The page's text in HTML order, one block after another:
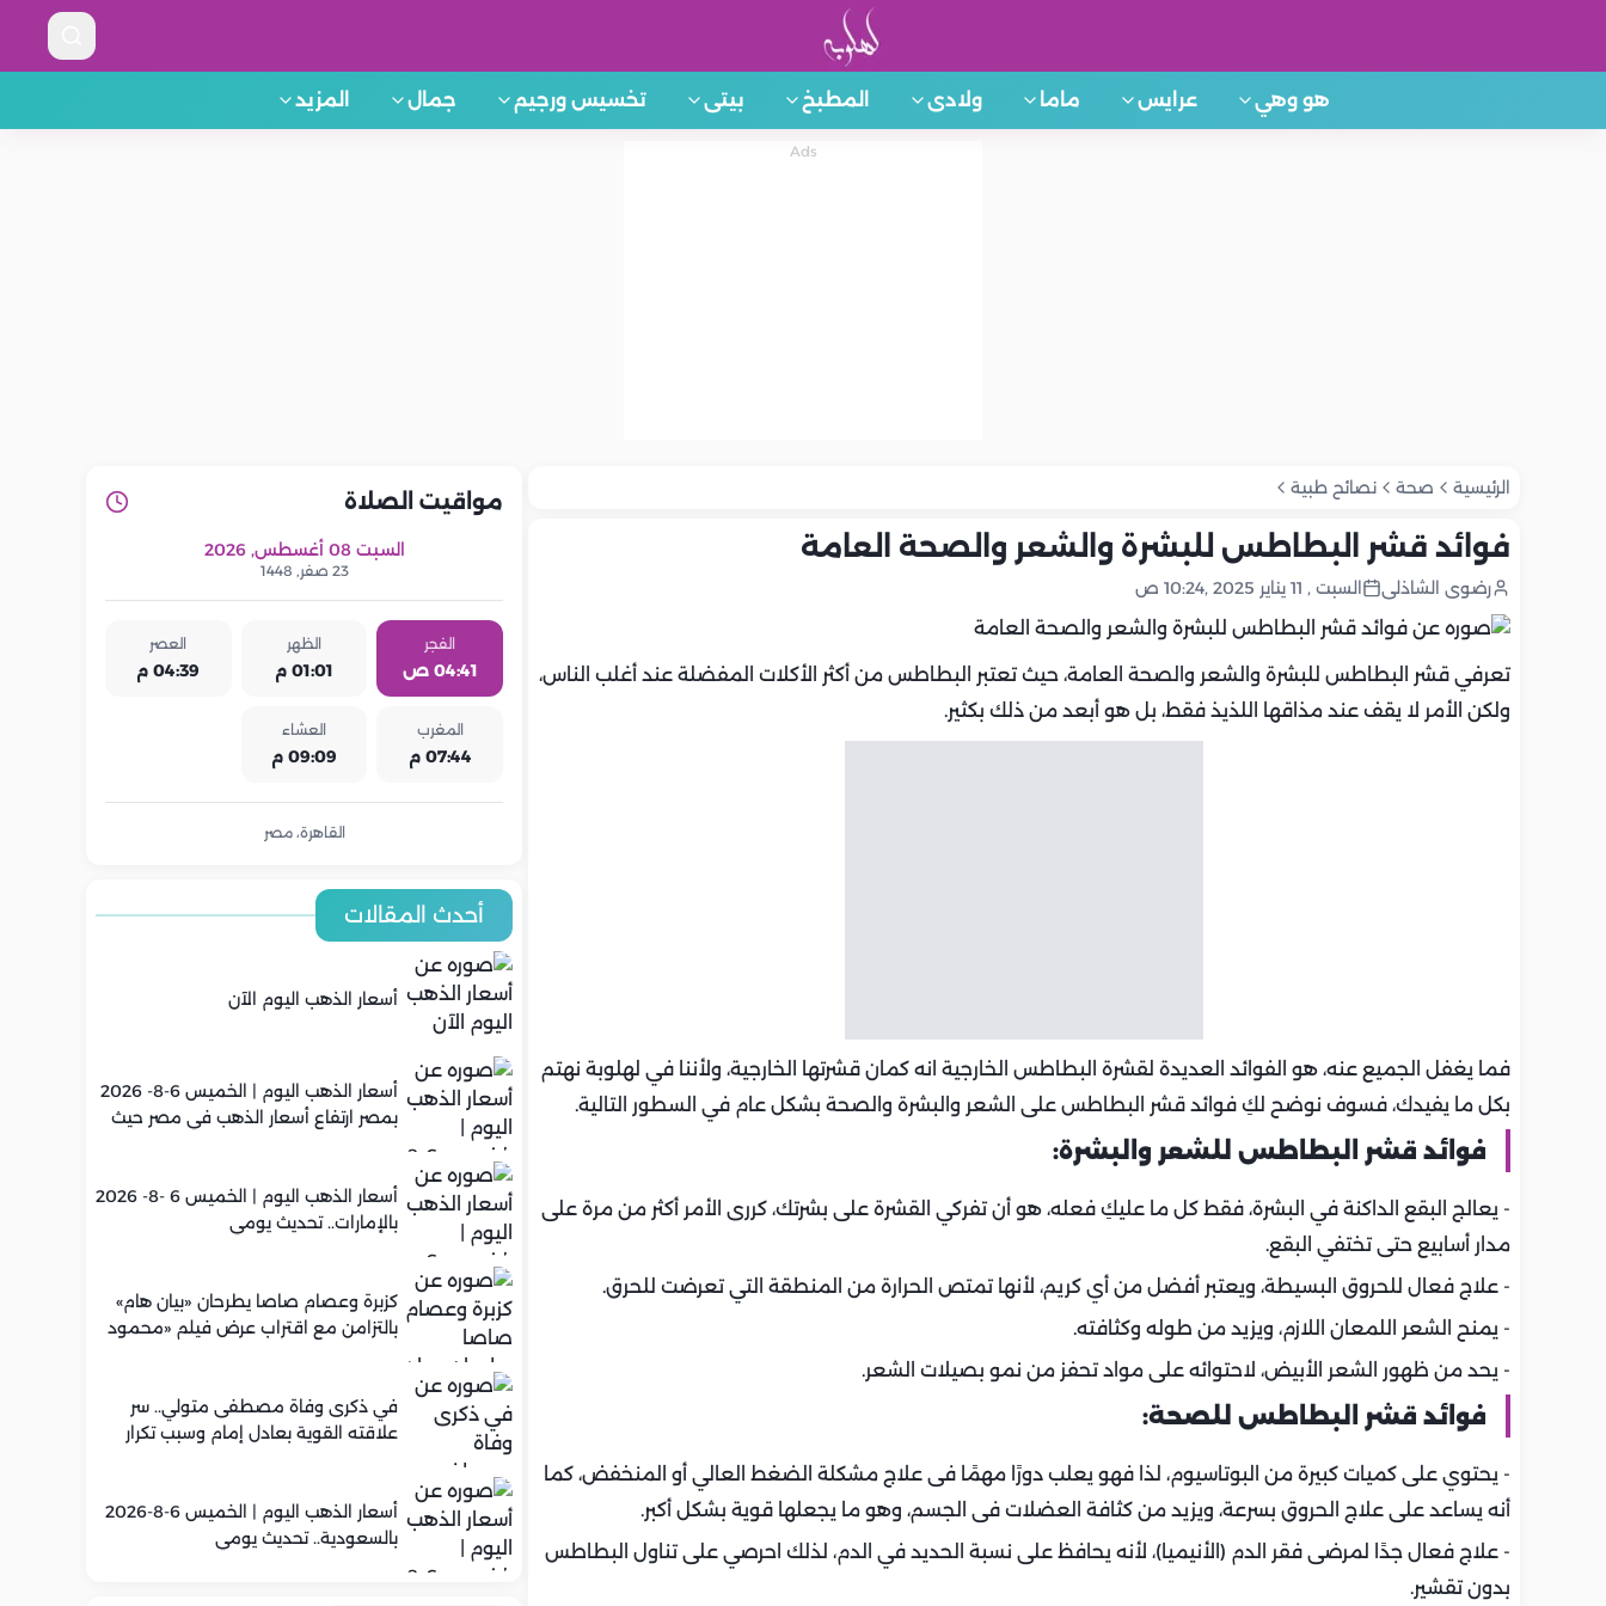
هو وهي عرايس ماما ولادى المطبخ بيتى تخسيس ورجيم جمال المزيد
الرئيسية صحة نصائح طبية
فوائد قشر البطاطس للبشرة والشعر والصحة العامة
رضوى الشاذلى السبت , 11 يناير 2025 ,10:24 ص
تعرفي قشر البطاطس للبشرة والشعر والصحة العامة، حيث تعتبر البطاطس من أكثر الأكلات المفضلة عند أغلب الناس،
ولكن الأمر لا يقف عند مذاقها اللذيذ فقط، بل هو أبعد من ذلك بكثير.
فما يغفل الجميع عنه، هو الفوائد العديدة لقشرة البطاطس الخارجية انه كمان قشرتها الخارجية، ولأننا في لهلوبة نهتم
بكل ما يفيدك، فسوف نوضح لكِ فوائد قشر البطاطس على الشعر والبشرة والصحة بشكل عام في السطور التالية.
فوائد قشر البطاطس للشعر والبشرة:
- يعالج البقع الداكنة في البشرة، فقط كل ما عليكِ فعله، هو أن تفركي القشرة على بشرتك، كررى الأمر أكثر من مرة على
مدار أسابيع حتى تختفي البقع.
- علاج فعال للحروق البسيطة، ويعتبر أفضل من أي كريم، لأنها تمتص الحرارة من المنطقة التي تعرضت للحرق.
- يمنح الشعر اللمعان اللازم، ويزيد من طوله وكثافته.
- يحد من ظهور الشعر الأبيض، لاحتوائه على مواد تحفز من نمو بصيلات الشعر.
فوائد قشر البطاطس للصحة:
- يحتوي على كميات كبيرة من البوتاسيوم، لذا فهو يعلب دورًا مهمًا فى علاج مشكلة الضغط العالي أو المنخفض، كما
أنه يساعد على علاج الحروق بسرعة، ويزيد من كثافة العضلات فى الجسم، وهو ما يجعلها قوية بشكل أكبر.
- علاج فعال جدًا لمرضى فقر الدم (الأنيميا)، لأنه يحافظ على نسبة الحديد في الدم، لذلك احرصي على تناول البطاطس
بدون تقشير.
مواقيت الصلاة
السبت 08 أغسطس, 2026
23 صفر, 1448
الفجر
04:41 ص
الظهر
01:01 م
العصر
04:39 م
المغرب
07:44 م
العشاء
09:09 م
القاهرة، مصر
أحدث المقالات
أسعار الذهب اليوم الآن
أسعار الذهب اليوم | الخميس 6-8- 2026
بمصر ارتفاع أسعار الذهب في مصر حيث
أسعار الذهب اليوم | الخميس 6 -8- 2026
بالإمارات.. تحديث يومي
كزبرة وعصام صاصا يطرحان «بيان هام»
بالتزامن مع اقتراب عرض فيلم «محمود
في ذكرى وفاة مصطفى متولي.. سر
علاقته القوية بعادل إمام وسبب تكرار
أسعار الذهب اليوم | الخميس 6-8-2026
بالسعودية.. تحديث يومي